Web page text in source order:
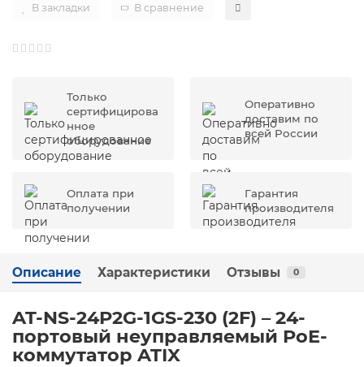
В закладки В сравнение
Только
сертифицирова
нное
оборудование
Оперативно
доставим по
всей России
Оплата при
получении
Гарантия
производителя
Описание Характеристики Отзывы 0
AT-NS-24P2G-1GS-230 (2F) – 24-
портовый неуправляемый PoE-
коммутатор ATIX